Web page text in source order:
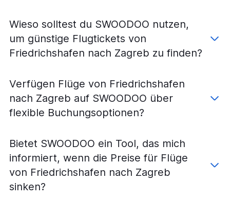
Flüge von München nach Osijek
Flüge von Frankfurt am Main nach Bol
Flüge von Stuttgart nach Pula
Flüge von Karlsruhe nach Split
Flüge von Friedrichshafen nach Zadar
Flüge von Frankfurt am Main nach Osijek
Flüge von Friedrichshafen nach Pula
Flüge von Karlsruhe nach Rijeka
Flüge von Stuttgart nach Bol
Flüge von Stuttgart nach Osijek
Wieso solltest du SWOODOO nutzen,
um günstige Flugtickets von
Friedrichshafen nach Zagreb zu finden?
Verfügen Flüge von Friedrichshafen
nach Zagreb auf SWOODOO über
flexible Buchungsoptionen?
Bietet SWOODOO ein Tool, das mich
informiert, wenn die Preise für Flüge
von Friedrichshafen nach Zagreb
sinken?